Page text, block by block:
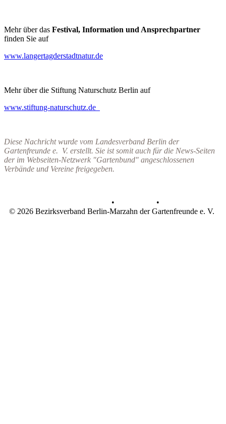
Mehr über das Festival, Information und Ansprechpartner
finden Sie auf
www.langertagderstadtnatur.de
Mehr über die Stiftung Naturschutz Berlin auf
www.stiftung-naturschutz.de
Diese Nachricht wurde vom Landesverband Berlin der
Gartenfreunde e. V. erstellt. Sie ist somit auch für die News-Seiten
der im Webseiten-Netzwerk "Gartenbund" angeschlossenen
Verbände und Vereine freigegeben.
•
•
© 2026 Bezirksverband Berlin-Marzahn der Gartenfreunde e. V.